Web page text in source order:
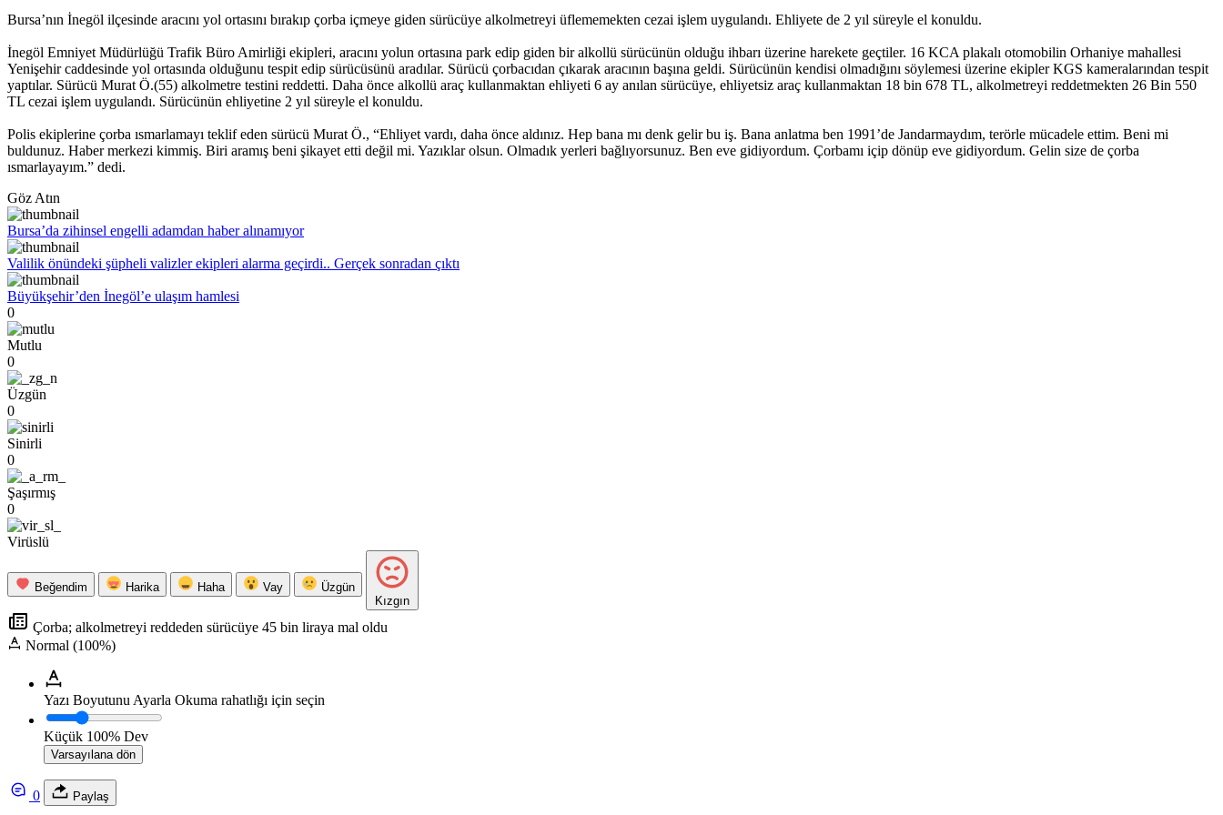
Bursa’nın İnegöl ilçesinde aracını yol ortasını bırakıp çorba içmeye giden sürücüye alkolmetreyi üflememekten cezai işlem uygulandı. Ehliyete de 2 yıl süreyle el konuldu.
İnegöl Emniyet Müdürlüğü Trafik Büro Amirliği ekipleri, aracını yolun ortasına park edip giden bir alkollü sürücünün olduğu ihbarı üzerine harekete geçtiler. 16 KCA plakalı otomobilin Orhaniye mahallesi
Yenişehir caddesinde yol ortasında olduğunu tespit edip sürücüsünü aradılar. Sürücü çorbacıdan çıkarak aracının başına geldi. Sürücünün kendisi olmadığını söylemesi üzerine ekipler KGS kameralarından tespit
yaptılar. Sürücü Murat Ö.(55) alkolmetre testini reddetti. Daha önce alkollü araç kullanmaktan ehliyeti 6 ay anılan sürücüye, ehliyetsiz araç kullanmaktan 18 bin 678 TL, alkolmetreyi reddetmekten 26 Bin 550
TL cezai işlem uygulandı. Sürücünün ehliyetine 2 yıl süreyle el konuldu.
Polis ekiplerine çorba ısmarlamayı teklif eden sürücü Murat Ö., “Ehliyet vardı, daha önce aldınız. Hep bana mı denk gelir bu iş. Bana anlatma ben 1991’de Jandarmaydım, terörle mücadele ettim. Beni mi
buldunuz. Haber merkezi kimmiş. Biri aramış beni şikayet etti değil mi. Yazıklar olsun. Olmadık yerleri bağlıyorsunuz. Ben eve gidiyordum. Çorbamı içip dönüp eve gidiyordum. Gelin size de çorba
ısmarlayayım.” dedi.
Göz Atın
Bursa’da zihinsel engelli adamdan haber alınamıyor
Valilik önündeki şüpheli valizler ekipleri alarma geçirdi.. Gerçek sonradan çıktı
Büyükşehir’den İnegöl’e ulaşım hamlesi
0
Mutlu
0
Üzgün
0
Sinirli
0
Şaşırmış
0
Virüslü
Beğendim Harika Haha Vay
Üzgün
Kızgın
Çorba; alkolmetreyi reddeden sürücüye 45 bin liraya mal oldu
Normal (100%)
Yazı Boyutunu Ayarla Okuma rahatlığı için seçin
Küçük 100% Dev
Varsayılana dön
0 Paylaş